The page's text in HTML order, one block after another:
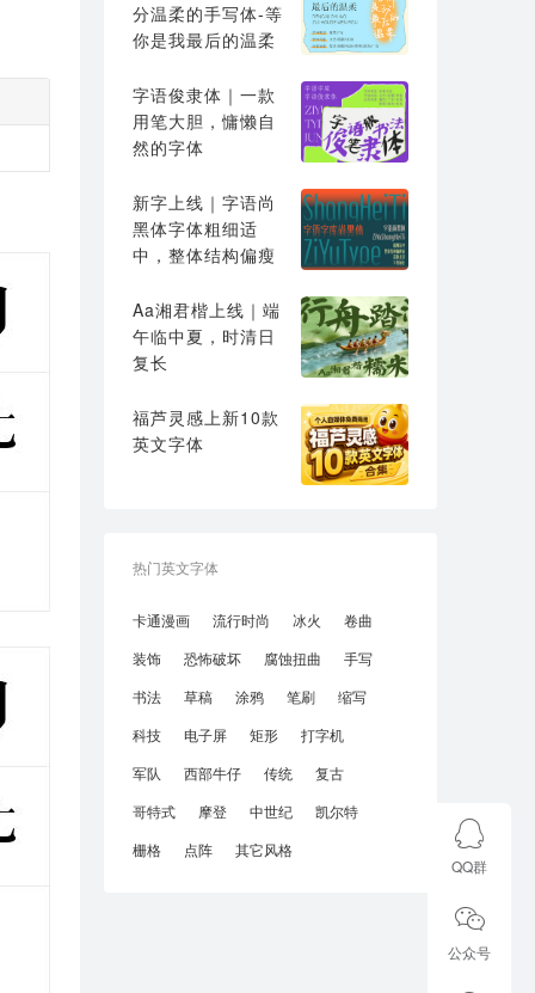
分温柔的手写体-等
你是我最后的温柔
字语俊隶体｜一款
用笔大胆，慵懒自
然的字体
新字上线｜字语尚
黑体字体粗细适
中，整体结构偏瘦
Aa湘君楷上线｜端
午临中夏，时清日
复长
福芦灵感上新10款
英文字体
热门英文字体
卡通漫画 流行时尚 冰火
卷曲
装饰
恐怖破坏 腐蚀扭曲
手写
书法
草稿 涂鸦 笔刷
缩写
科技
电子屏 矩形
打字机
军队
西部牛仔 传统
复古
哥特式
摩登 中世纪
凯尔特
栅格
点阵 其它风格
QQ群
公众号